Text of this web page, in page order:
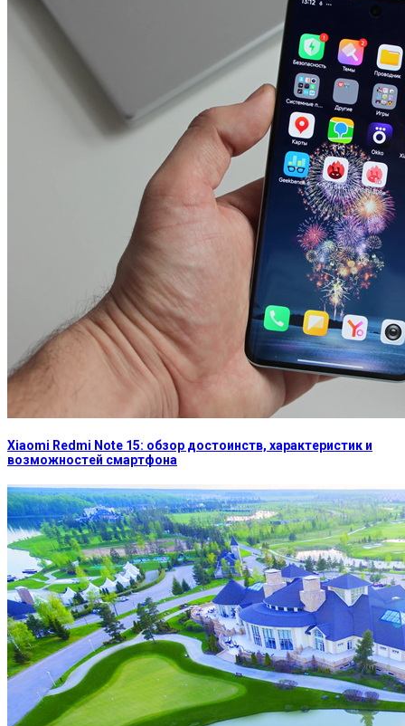
Xiaomi Redmi Note 15: обзор достоинств, характеристик и
возможностей смартфона